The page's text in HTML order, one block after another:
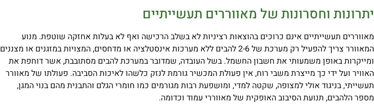
יתרונות וחסרונות של מאווררים תעשייתיים
מאווררים תעשייתיים אינם כרוכים בהוצאות רציניות לא בשלב הרכישה ואף לא בעלות אחזקה שוטפת. מנוע
המאוורר צריך להפעיל רק מערכת של 2-6 להבים ללא מערכות אינסטלציה או מדחסים, המצויות במזגנים או מצננים
ומייקרות באופן משמעותי את חשבון החשמל. בשל העובדה, שמדובר במערכת להבים מסתובבת, אשר דוחפת את
האוויר ועל ידי כך מייצרת משבי רוח, אין פעולת המכשיר גורמת לנזק כלשהו לאיכות הסביבה. פעולתו של מאוורר
תעשייתי, בניגוד אולי למצופה, שקטה למדי, ומושפעת רבות מגורמים כמו חומרי הגלם והתבנית מהם בנוי המגן,
מספר הלהבים, תנועת הסיבוב האופקית של מאווררי עמוד וכדומה.